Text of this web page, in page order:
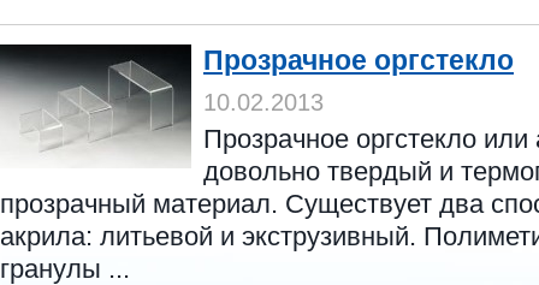
Прозрачное оргстекло
10.02.2013
Прозрачное оргстекло
довольно твердый и
прозрачный материал. Существует два
акрила: литьевой и экструзивный.
гранулы ...